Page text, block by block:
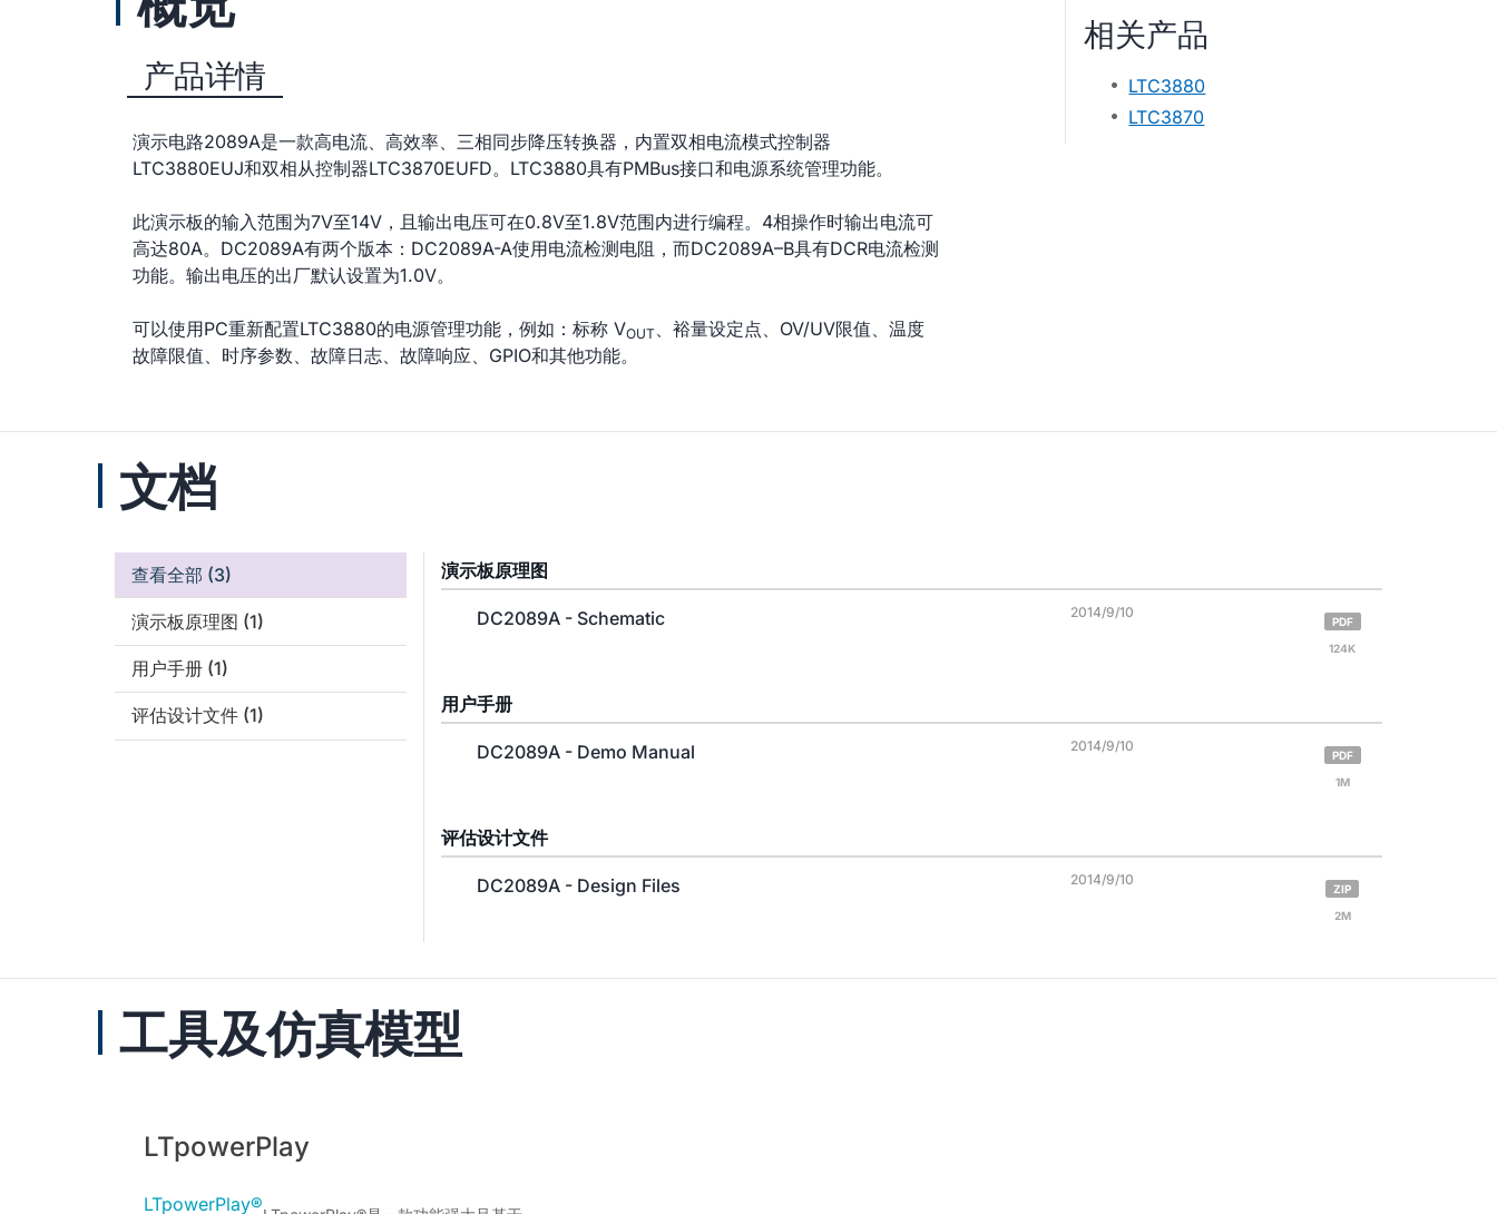
产品详情
演示电路2089A是一款高电流、高效率、三相同步降压转换器，内置双相电流模式控制器
LTC3880EUJ和双相从控制器LTC3870EUFD。LTC3880具有PMBus接口和电源系统管理功能。
此演示板的输入范围为7V至14V，且输出电压可在0.8V至1.8V范围内进行编程。4相操作时输出电流可
高达80A。DC2089A有两个版本：DC2089A-A使用电流检测电阻，而DC2089A–B具有DCR电流检测
功能。输出电压的出厂默认设置为1.0V。
可以使用PC重新配置LTC3880的电源管理功能，例如：标称 VOUT、裕量设定点、OV/UV限值、温度
故障限值、时序参数、故障日志、故障响应、GPIO和其他功能。
相关产品
LTC3880
LTC3870
文档
查看全部 (3)
演示板原理图 (1)
用户手册 (1)
评估设计文件 (1)
演示板原理图
DC2089A - Schematic 2014/9/10
PDF
124K
用户手册
DC2089A - Demo Manual 2014/9/10
PDF
1M
评估设计文件
DC2089A - Design Files 2014/9/10
ZIP
2M
工具及仿真模型
LTpowerPlay
LTpowerPlay®